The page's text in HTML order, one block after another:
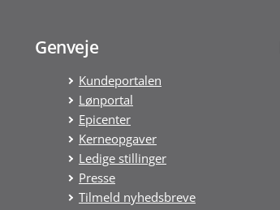
Genveje
Kundeportalen
Lønportal
Epicenter
Kerneopgaver
Ledige stillinger
Presse
Tilmeld nyhedsbreve